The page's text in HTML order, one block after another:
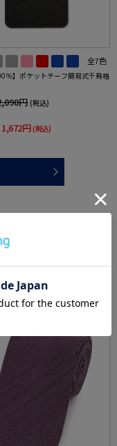
全7色
％】ポケットチーフ簡易式千鳥格
円 (税込)
1,672円 (税込)